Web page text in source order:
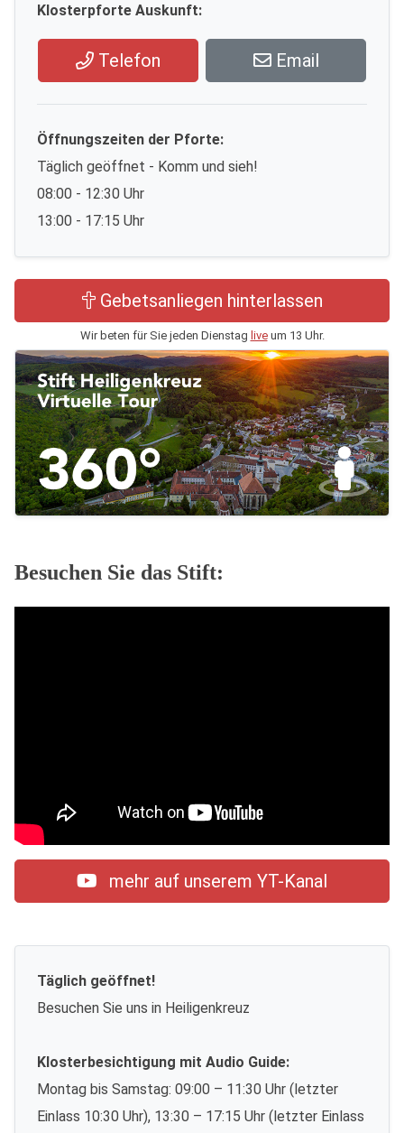
Klosterpforte Auskunft:
Telefon Email
Öffnungszeiten der Pforte:
Täglich geöffnet - Komm und sieh!
08:00 - 12:30 Uhr
13:00 - 17:15 Uhr
Gebetsanliegen hinterlassen
Wir beten für Sie jeden Dienstag liveum 13 Uhr.
Besuchen Sie das Stift:
mehr auf unserem YT-Kanal
Täglich geöffnet!
Besuchen Sie uns in Heiligenkreuz
Klosterbesichtigung mit Audio Guide:
Montag bis Samstag: 09:00 – 11:30 Uhr (letzter
Einlass 10:30 Uhr), 13:30 – 17:15 Uhr (letzter Einlass